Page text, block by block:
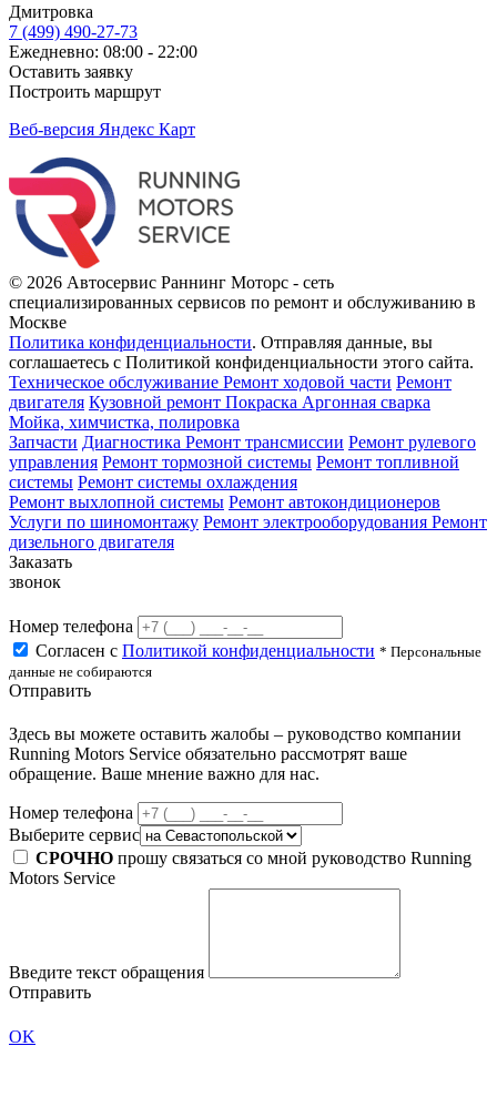
Дмитровка
7 (499) 490-27-73
Ежедневно: 08:00 - 22:00
Оставить заявку
Построить маршрут
Веб-версия Яндекс Карт
© 2026 Автосервис Раннинг Моторс - сеть
специализированных сервисов по ремонт и обслуживанию в
Москве
Политика конфиденциальности. Отправляя данные, вы
соглашаетесь с Политикой конфиденциальности этого сайта.
Техническое обслуживание Ремонт ходовой части Ремонт
двигателя Кузовной ремонт Покраска Аргонная сварка
Мойка, химчистка, полировка
Запчасти Диагностика Ремонт трансмиссии Ремонт рулевого
управления Ремонт тормозной системы Ремонт топливной
системы Ремонт системы охлаждения
Ремонт выхлопной системы Ремонт автокондиционеров
Услуги по шиномонтажу Ремонт электрооборудования Ремонт
дизельного двигателя
Заказать
звонок
Номер телефона
Согласен с Политикой конфиденциальности * Персональные
данные не собираются
Отправить
Здесь вы можете оставить жалобы – руководство компании
Running Motors Service обязательно рассмотрят ваше
обращение. Ваше мнение важно для нас.
Номер телефона
Выберите сервис
СРОЧНО прошу связаться со мной руководство Running
Motors Service
Введите текст обращения
Отправить
OK